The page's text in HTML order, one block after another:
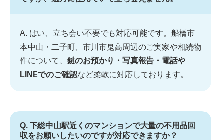
A. はい、立ち会い不要でも対応可能です。船橋市
本中山・二子町、市川市鬼高周辺のご実家や相続物
件について、 鍵のお預かり・写真報告・電話や
LINEでのご確認など柔軟に対応しております。
Q. 下総中山駅近くのマンションで大量の不用品回
収をお願いしたいのですが対応できますか？